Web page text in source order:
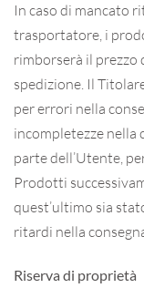
In caso di mancato
trasportatore, i
rimborserà il prezzo
spedizione. Il
per errori nella
incompletezze nella
parte dell’Utente,
Prodotti
quest’ultimo sia
ritardi nella
Riserva di proprietà